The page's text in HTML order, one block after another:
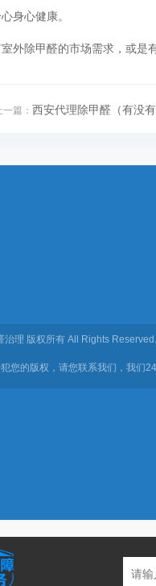
身心健康。
除甲醛的市场需求，或是
一篇： 西安代理除甲醛（有没
理 版权所有 All Rights Reserved.
您的版权，请您联系我们，我们